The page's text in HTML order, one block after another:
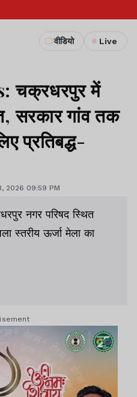
वीडियो Live
चक्रधरपुर में
सरकार गांव तक
प्रतिबद्ध-
2026 09:59 PM
नगर परिषद स्थित
स्तरीय ऊर्जा मेला का